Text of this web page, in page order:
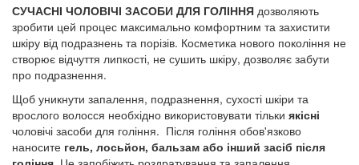
СУЧАСНІ ЧОЛОВІЧІ ЗАСОБИ ДЛЯ ГОЛІННЯ дозволяють
зробити цей процес максимально комфортним та захистити
шкіру від подразнень та порізів. Косметика нового покоління не
створює відчуття липкості, не сушить шкіру, дозволяє забути
про подразнення.
Щоб уникнути запалення, подразнення, сухості шкіри та
врослого волосся необхідно використовувати тільки якісні
чоловічі засоби для гоління. Після гоління обов'язково
наносите гель, лосьйон, бальзам або інший засіб після